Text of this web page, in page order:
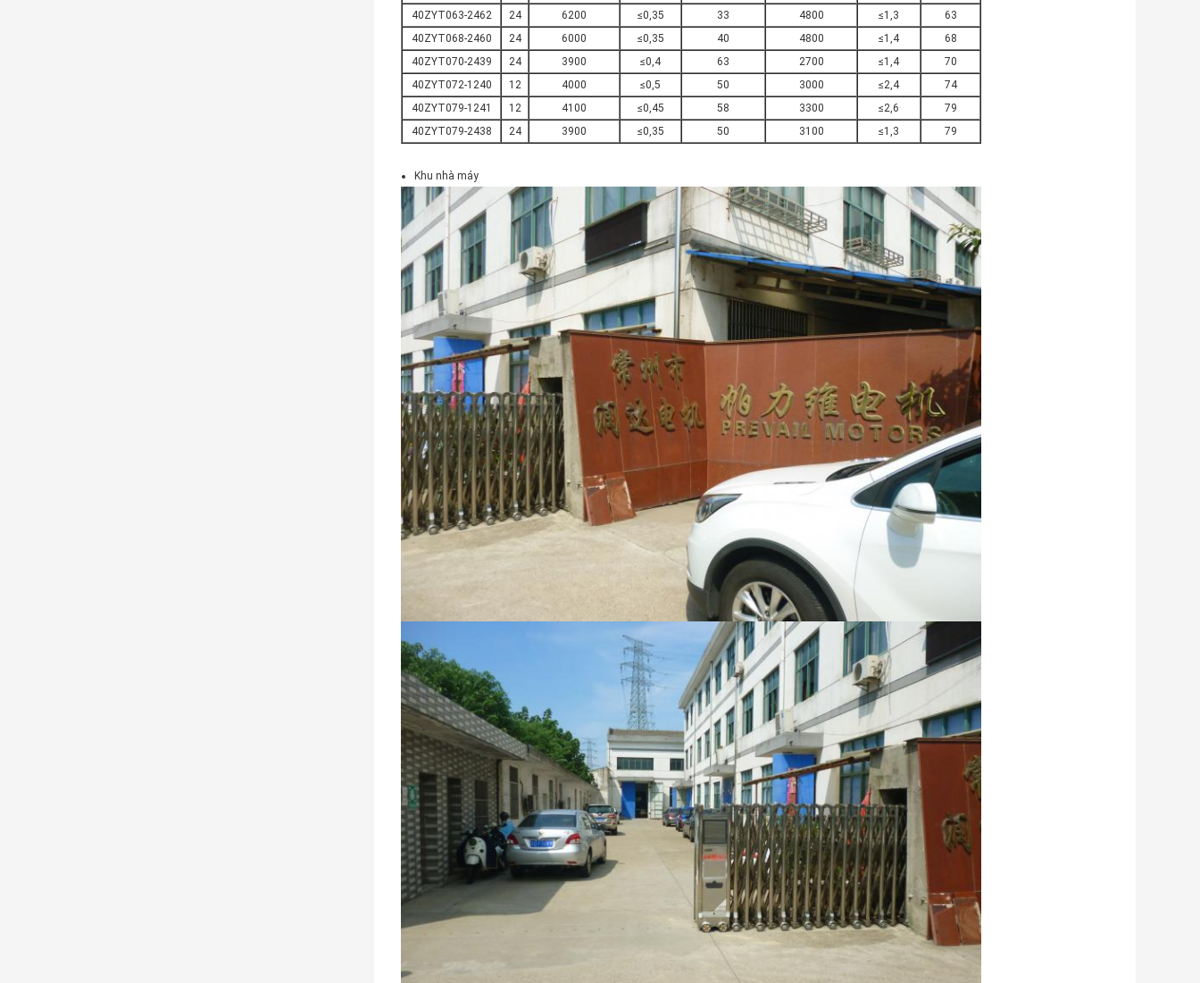
40ZYT063-2462
24 6200 ≤0,35 33 4800 ≤1,3
63
40ZYT068-2460
24 6000 ≤0,35 40 4800 ≤1,4
68
40ZYT070-2439
24 3900 ≤0,4 63 2700 ≤1,4
70
40ZYT072-1240
12 4000 ≤0,5 50 3000 ≤2,4
74
40ZYT079-1241
12 4100 ≤0,45 58 3300 ≤2,6
79
40ZYT079-2438
24 3900 ≤0,35 50 3100 ≤1,3 79
Khu nhà máy